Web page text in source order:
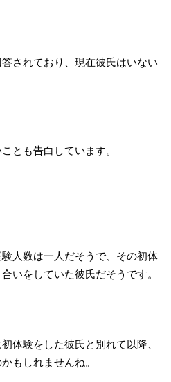
されており、現在彼氏はいない
とも告白しています。
人数は一人だそうで、その初体
いをしていた彼氏だそうです。
体験をした彼氏と別れて以降、
もしれませんね。